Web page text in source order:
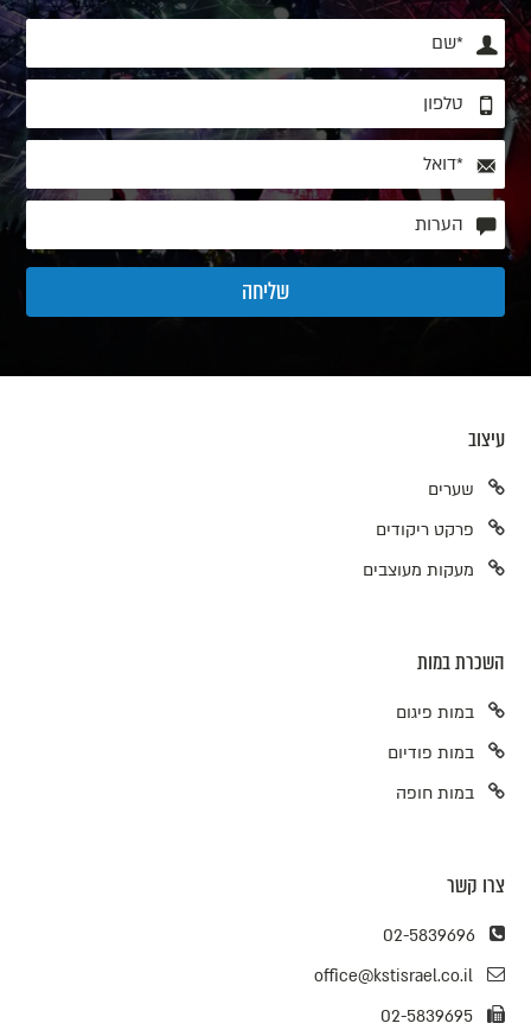
עיצוב
שערים
פרקט ריקודים
מעקות מעוצבים
השכרת במות
במות פיגום
במות פודיום
במות חופה
צרו קשר
02-5839696
office@kstisrael.co.il
02-5839695